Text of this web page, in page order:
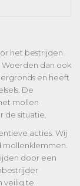
het bestrijden
dan ook
en heeft
De
mollen
de situatie.
acties. Wij
mollenklemmen.
door een
veilig te